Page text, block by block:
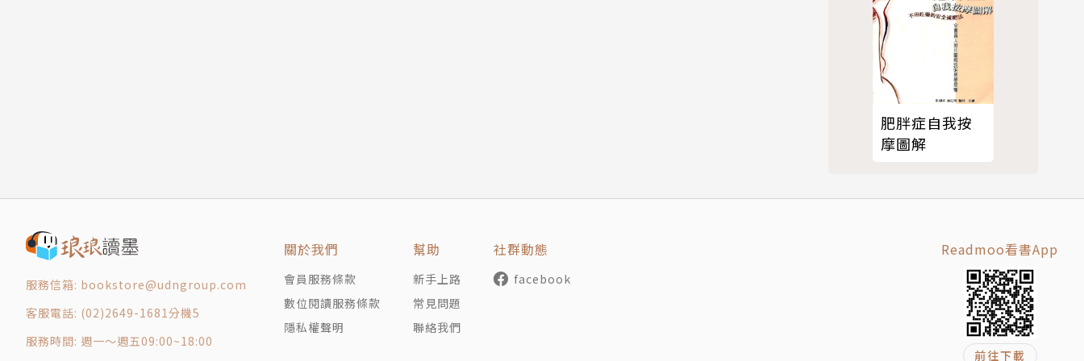
版權頁
肥胖症自我按
摩圖解
服務信箱: bookstore@udngroup.com
客服電話: (02)2649-1681分機5
服務時間: 週一～週五09:00~18:00
關於我們
會員服務條款
數位閱讀服務條款
隱私權聲明
幫助
新手上路
常見問題
聯絡我們
社群動態
facebook
Readmoo看書App
前往下載